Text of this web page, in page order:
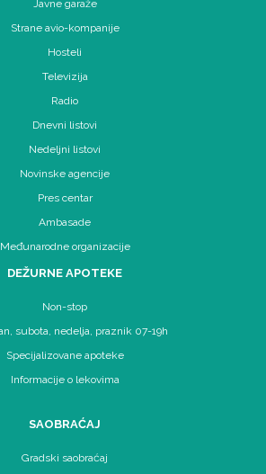
Javne garaže
Strane avio-kompanije
Hosteli
Televizija
Radio
Dnevni listovi
Nedeljni listovi
Novinske agencije
Pres centar
Ambasade
Međunarodne organizacije
DEŽURNE APOTEKE
Non-stop
subota, nedelja, praznik 07-19h
Specijalizovane apoteke
Informacije o lekovima
SAOBRAĆAJ
Gradski saobraćaj